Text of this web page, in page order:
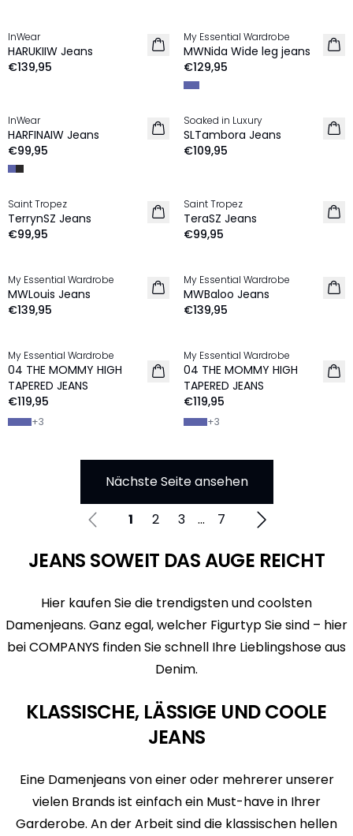
NEU
InWear
HARUKIIW Jeans
€139,95
NEU
My Essential Wardrobe
MWNida Wide leg jeans
€129,95
NEU
InWear
HARFINAIW Jeans
€99,95
NEU
Soaked in Luxury
SLTambora Jeans
€109,95
NEU
Saint Tropez
TerrynSZ Jeans
€99,95
NEU
Saint Tropez
TeraSZ Jeans
€99,95
NEU
My Essential Wardrobe
MWLouis Jeans
€139,95
NEU
My Essential Wardrobe
MWBaloo Jeans
€139,95
NEU
My Essential Wardrobe
04 THE MOMMY HIGH
TAPERED JEANS
€119,95
+3
NEU
My Essential Wardrobe
04 THE MOMMY HIGH
TAPERED JEANS
€119,95
+3
Nächste Seite ansehen
1 2 3 ... 7
JEANS SOWEIT DAS AUGE REICHT
Hier kaufen Sie die trendigsten und coolsten
Damenjeans. Ganz egal, welcher Figurtyp Sie sind – hier
bei COMPANYS finden Sie schnell Ihre Lieblingshose aus
Denim.
KLASSISCHE, LÄSSIGE UND COOLE
JEANS
Eine Damenjeans von einer oder mehrerer unserer
vielen Brands ist einfach ein Must-have in Ihrer
Garderobe. An der Arbeit sind die klassischen hellen